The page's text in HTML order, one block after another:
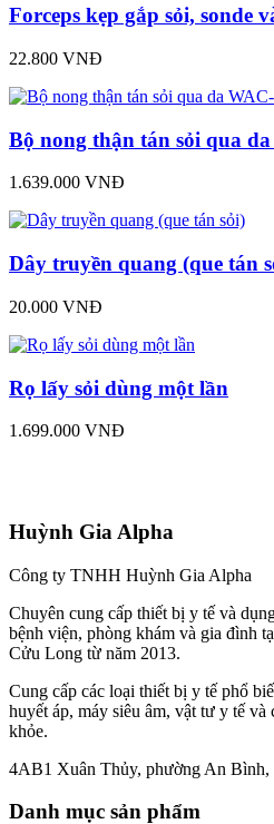
Forceps kẹp gắp sỏi, sonde
22.800 VNĐ
Bộ nong thận tán sỏi qua
1.639.000 VNĐ
Dây truyền quang (que tán
20.000 VNĐ
Rọ lấy sỏi dùng một lần
1.699.000 VNĐ
Huỳnh Gia Alpha
Công ty TNHH Huỳnh Gia Alpha
Chuyên cung cấp thiết bị y tế và
bệnh viện, phòng khám và gia đình
Cửu Long từ năm 2013.
Cung cấp các loại thiết bị y tế phổ
huyết áp, máy siêu âm, vật tư y tế và
khỏe.
4AB1 Xuân Thủy, phường An Bình,
Danh mục sản phẩm